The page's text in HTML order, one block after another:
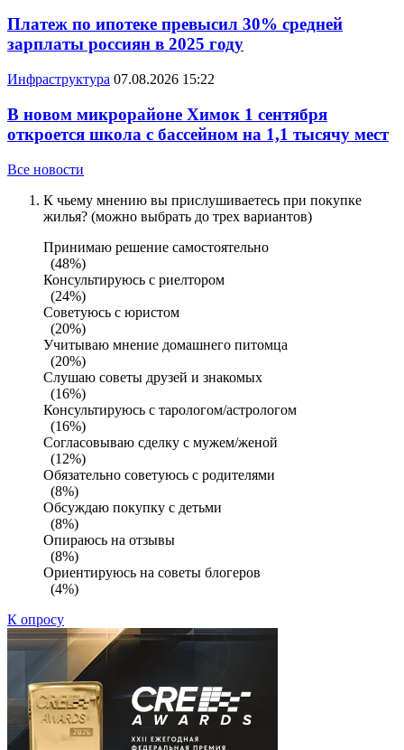
Платеж по ипотеке превысил 30% средней
зарплаты россиян в 2025 году
Инфраструктура 07.08.2026 15:22
В новом микрорайоне Химок 1 сентября
откроется школа с бассейном на 1,1 тысячу мест
Все новости
К чьему мнению вы прислушиваетесь при покупке
жилья? (можно выбрать до трех вариантов)
Принимаю решение самостоятельно
(48%)
Консультируюсь с риелтором
(24%)
Советуюсь с юристом
(20%)
Учитываю мнение домашнего питомца
(20%)
Слушаю советы друзей и знакомых
(16%)
Консультируюсь с тарологом/астрологом
(16%)
Согласовываю сделку с мужем/женой
(12%)
Обязательно советуюсь с родителями
(8%)
Обсуждаю покупку с детьми
(8%)
Опираюсь на отзывы
(8%)
Ориентируюсь на советы блогеров
(4%)
К опросу